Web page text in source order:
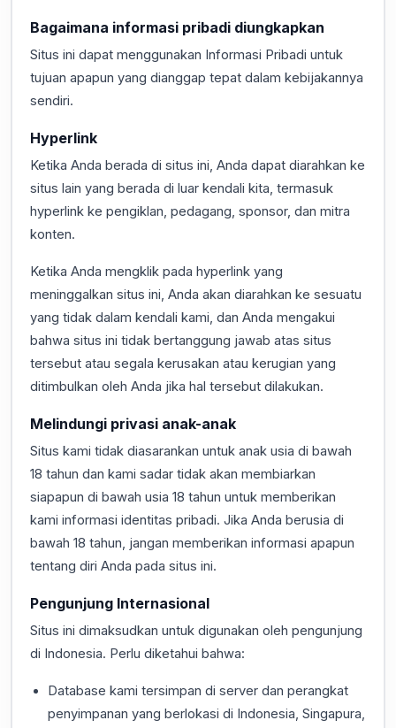
Bagaimana informasi pribadi diungkapkan
Situs ini dapat menggunakan Informasi Pribadi untuk
tujuan apapun yang dianggap tepat dalam kebijakannya
sendiri.
Hyperlink
Ketika Anda berada di situs ini, Anda dapat diarahkan ke
situs lain yang berada di luar kendali kita, termasuk
hyperlink ke pengiklan, pedagang, sponsor, dan mitra
konten.
Ketika Anda mengklik pada hyperlink yang
meninggalkan situs ini, Anda akan diarahkan ke sesuatu
yang tidak dalam kendali kami, dan Anda mengakui
bahwa situs ini tidak bertanggung jawab atas situs
tersebut atau segala kerusakan atau kerugian yang
ditimbulkan oleh Anda jika hal tersebut dilakukan.
Melindungi privasi anak-anak
Situs kami tidak diasarankan untuk anak usia di bawah
18 tahun dan kami sadar tidak akan membiarkan
siapapun di bawah usia 18 tahun untuk memberikan
kami informasi identitas pribadi. Jika Anda berusia di
bawah 18 tahun, jangan memberikan informasi apapun
tentang diri Anda pada situs ini.
Pengunjung Internasional
Situs ini dimaksudkan untuk digunakan oleh pengunjung
di Indonesia. Perlu diketahui bahwa:
Database kami tersimpan di server dan perangkat
penyimpanan yang berlokasi di Indonesia, Singapura,